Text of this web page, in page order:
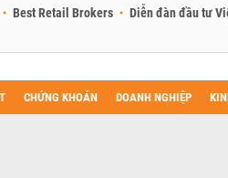
Best Retail Brokers Diễn đàn đầu tư
CHỨNG KHOÁN DOANH NGHIỆP